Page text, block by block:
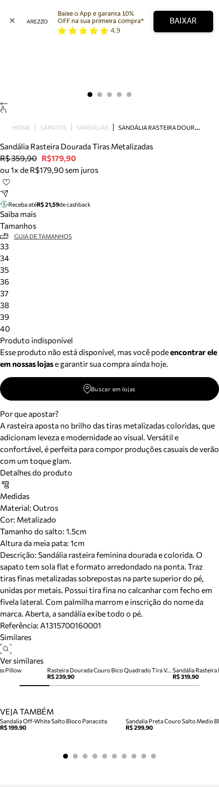
Bolsa
Tamanco
Tênis
Mule
Tire dúvidas sobre pedidos, devoluções e mais.
Meus pedidos
Acompanhe seus pedidos e solicite devoluções.
Baixe o App e garanta 10%
OFF na sua primeira compra*
4,9
BAIXAR
HOME SAPATOS SANDÁLIAS S
ANDÁLIA RASTEIRA DOURADA TIRAS METALIZADAS
Sandália Rasteira Dourada Tiras Metalizadas
R$ 359,90 R$179,90
ou 1x de R$179,90 sem juros
Receba atéR$ 21,59de cashback
Saiba mais
Tamanhos
GUIA DE TAMANHOS
33
34
35
36
37
38
39
40
Produto indisponível
Esse produto não está disponível, mas você podeencontrar ele
em nossas lojase garantir sua compra ainda hoje.
Buscar em lojas
Por que apostar?
A rasteira aposta no brilho das tiras metalizadas coloridas, que
adicionam leveza e modernidade ao visual. Versátil e
confortável, é perfeita para compor produções casuais de verão
com um toque glam.
Detalhes do produto
Medidas
Material: Outros
Cor: Metalizado
Tamanho do salto: 1.5cm
Altura da meia pata: 1cm
Descrição: Sandália rasteira feminina dourada e colorida. O
sapato tem sola flat e formato arredondado na ponta. Traz
tiras finas metalizadas sobrepostas na parte superior do pé,
unidas por metais. Possui tira fina no calcanhar com fecho em
fivela lateral. Com palmilha marrom e inscrição do nome da
marca. Aberta, a sandália exibe todo o pé.
Referência: A1315700160001
Similares
Ver similares
Rasteira Dourada Couro Bico Quadrado Tira Vazada
R$ 239,90
Sandália
R$ 319,90
Pillow
VEJA TAMBÉM
Sandalia Off-White Salto Bloco Panacota
R$ 199,90
Sandalia Preta Couro Salto Medio
R$ 299,90